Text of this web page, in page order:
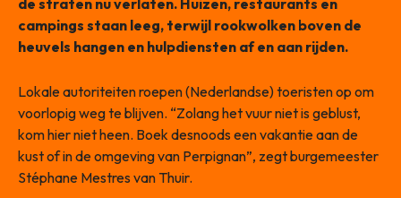
de straten nu verlaten. Huizen, restaurants en
campings staan leeg, terwijl rookwolken boven de
heuvels hangen en hulpdiensten af en aan rijden.
Lokale autoriteiten roepen (Nederlandse) toeristen op om
voorlopig weg te blijven. “Zolang het vuur niet is geblust,
kom hier niet heen. Boek desnoods een vakantie aan de
kust of in de omgeving van Perpignan”, zegt burgemeester
Stéphane Mestres van Thuir.